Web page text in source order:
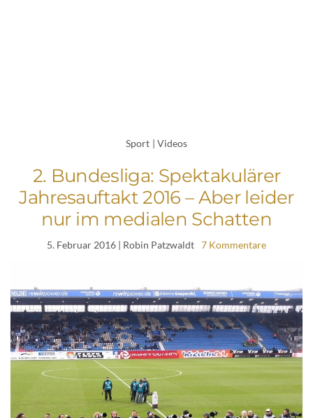
Sport | Videos
2. Bundesliga: Spektakulärer
Jahresauftakt 2016 – Aber leider
nur im medialen Schatten
5. Februar 2016 | Robin Patzwaldt 7 Kommentare